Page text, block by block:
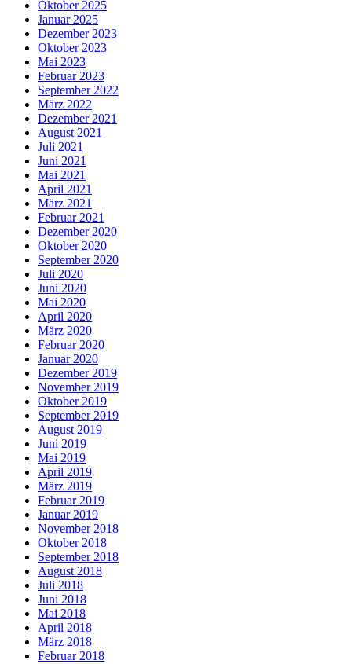
Oktober 2025
Januar 2025
Dezember 2023
Oktober 2023
Mai 2023
Februar 2023
September 2022
März 2022
Dezember 2021
August 2021
Juli 2021
Juni 2021
Mai 2021
April 2021
März 2021
Februar 2021
Dezember 2020
Oktober 2020
September 2020
Juli 2020
Juni 2020
Mai 2020
April 2020
März 2020
Februar 2020
Januar 2020
Dezember 2019
November 2019
Oktober 2019
September 2019
August 2019
Juni 2019
Mai 2019
April 2019
März 2019
Februar 2019
Januar 2019
November 2018
Oktober 2018
September 2018
August 2018
Juli 2018
Juni 2018
Mai 2018
April 2018
März 2018
Februar 2018